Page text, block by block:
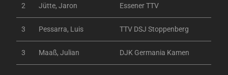
2 Jütte, Jaron Essener TTV
3 Pessarra, Luis TTV DSJ Stoppenberg
3 Maaß, Julian DJK Germania Kamen